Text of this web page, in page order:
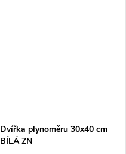
Dvířka plynoměru 30x40 cm
BÍLÁ ZN